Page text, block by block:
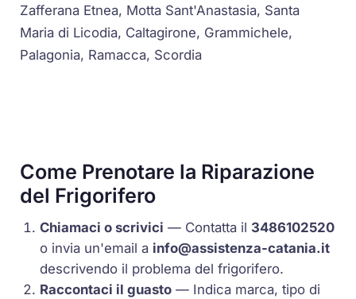
Zafferana Etnea, Motta Sant'Anastasia, Santa
Maria di Licodia, Caltagirone, Grammichele,
Palagonia, Ramacca, Scordia
Come Prenotare la Riparazione
del Frigorifero
Chiamaci o scrivici — Contatta il 3486102520
o invia un'email a info@assistenza-catania.it
descrivendo il problema del frigorifero.
Raccontaci il guasto — Indica marca, tipo di